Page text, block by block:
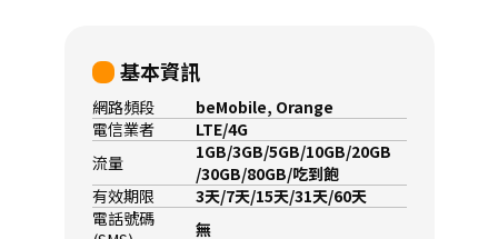
基本資訊
網路頻段
beMobile, Orange
電信業者
LTE/4G
流量
1GB/3GB/5GB/10GB/20GB
/30GB/80GB/吃到飽
有效期限
3天/7天/15天/31天/60天
電話號碼
無